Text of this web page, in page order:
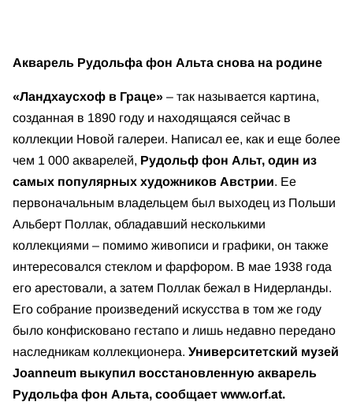
Акварель Рудольфа фон Альта снова на родине
«Ландхаусхоф в Граце» – так называется картина,
созданная в 1890 году и находящаяся сейчас в
коллекции Новой галереи. Написал ее, как и еще более
чем 1 000 акварелей, Рудольф фон Альт, один из
самых популярных художников Австрии. Ее
первоначальным владельцем был выходец из Польши
Альберт Поллак, обладавший несколькими
коллекциями – помимо живописи и графики, он также
интересовался стеклом и фарфором. В мае 1938 года
его арестовали, а затем Поллак бежал в Нидерланды.
Его собрание произведений искусства в том же году
было конфисковано гестапо и лишь недавно передано
наследникам коллекционера. Университетский музей
Joanneum выкупил восстановленную акварель
Рудольфа фон Альта, сообщает www.orf.at.